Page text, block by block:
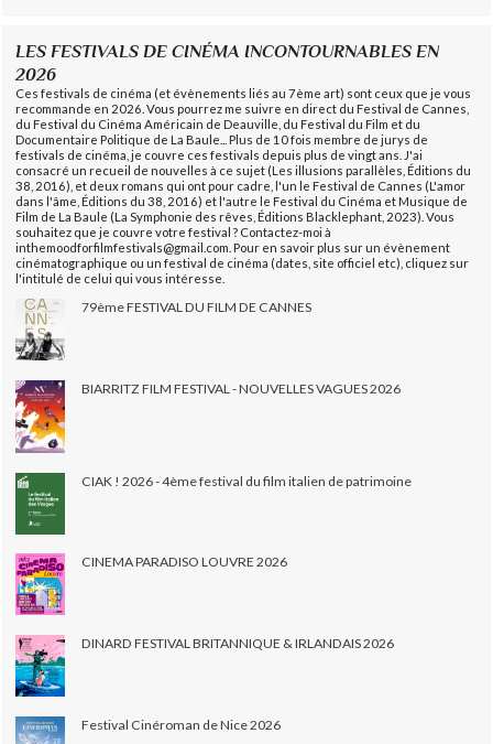
LES FESTIVALS DE CINÉMA INCONTOURNABLES EN
2026
Ces festivals de cinéma (et évènements liés au 7ème art) sont ceux que je vous
recommande en 2026. Vous pourrez me suivre en direct du Festival de Cannes,
du Festival du Cinéma Américain de Deauville, du Festival du Film et du
Documentaire Politique de La Baule... Plus de 10 fois membre de jurys de
festivals de cinéma, je couvre ces festivals depuis plus de vingt ans. J'ai
consacré un recueil de nouvelles à ce sujet (Les illusions parallèles, Éditions du
38, 2016), et deux romans qui ont pour cadre, l'un le Festival de Cannes (L'amor
dans l'âme, Éditions du 38, 2016) et l'autre le Festival du Cinéma et Musique de
Film de La Baule (La Symphonie des rêves, Éditions Blacklephant, 2023). Vous
souhaitez que je couvre votre festival ? Contactez-moi à
inthemoodforfilmfestivals@gmail.com. Pour en savoir plus sur un évènement
cinématographique ou un festival de cinéma (dates, site officiel etc), cliquez sur
l'intitulé de celui qui vous intéresse.
79ème FESTIVAL DU FILM DE CANNES
BIARRITZ FILM FESTIVAL - NOUVELLES VAGUES 2026
CIAK ! 2026 - 4ème festival du film italien de patrimoine
CINEMA PARADISO LOUVRE 2026
DINARD FESTIVAL BRITANNIQUE & IRLANDAIS 2026
Festival Cinéroman de Nice 2026